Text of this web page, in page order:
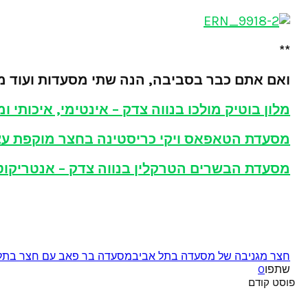
**
ואם אתם כבר בסביבה, הנה שתי מסעדות ועוד
מלון בוטיק מולכו בנווה צדק – אינטימי, איכותי
מסעדת הטאפאס ויקי כריסטינה בחצר מוקפת
מסעדת הבשרים הטרקלין בנווה צדק –
חצר מגניבה של מסעדה בתל אביבמסעדה בר פאב עם חצר
שתפו0
פוסט קודם